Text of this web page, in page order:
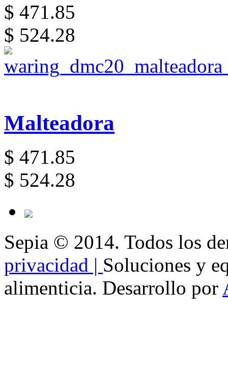
$ 471.85
$ 524.28
Malteadora
$ 471.85
$ 524.28
Sepia © 2014. Todos los
privacidad | Soluciones y
alimenticia. Desarrollo por